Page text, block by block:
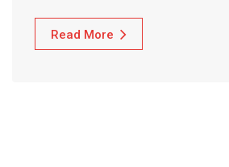
Read More